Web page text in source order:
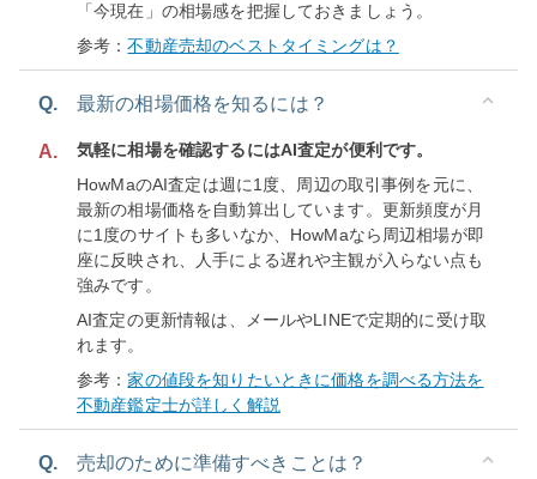
「今現在」の相場感を把握しておきましょう。
参考：不動産売却のベストタイミングは？
Q. 最新の相場価格を知るには？
A.
気軽に相場を確認するにはAI査定が便利です。
HowMaのAI査定は週に1度、周辺の取引事例を元に、
最新の相場価格を自動算出しています。更新頻度が月
に1度のサイトも多いなか、HowMaなら周辺相場が即
座に反映され、人手による遅れや主観が入らない点も
強みです。
AI査定の更新情報は、メールやLINEで定期的に受け取
れます。
参考：家の値段を知りたいときに価格を調べる方法を
不動産鑑定士が詳しく解説
Q. 売却のために準備すべきことは？